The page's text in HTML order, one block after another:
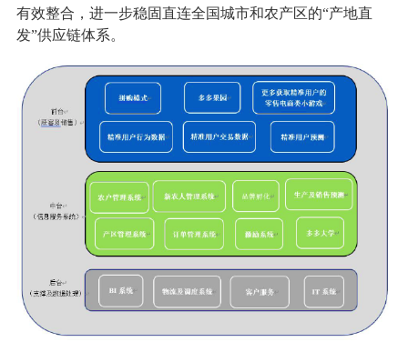
有效整合，进一步稳固直连全国城市和农产区的“产地直
发”供应链体系。